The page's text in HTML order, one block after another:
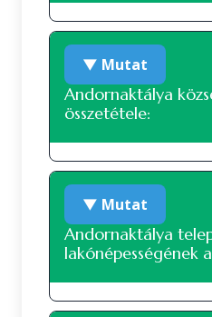
A településen
nemzetiségi
▼ Mutat
Andornaktálya
összetétele:
Nemzetiségi
népszámlálás
A 2022-es
a lakónépesség
▼ Mutat
Andornaktálya
lakónépességének